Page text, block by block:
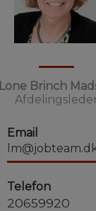
Lone Brinch
Email
Telefon
20659920